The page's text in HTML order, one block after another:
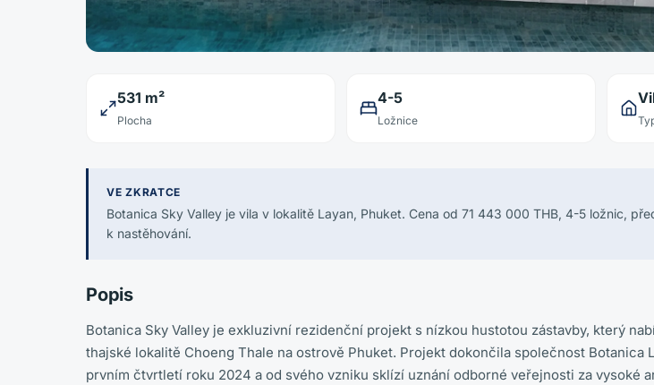
531 m²
Plocha
4-5
Ložnice
VE ZKRATCE
Botanica Sky Valley je vila v lokalitě Layan, Phuket. Cena od 71 443 000 THB, 4-5 ložnic,
k nastěhování.
Popis
Botanica Sky Valley je exkluzivní rezidenční projekt s nízkou hustotou zástavby, který
thajské lokalitě Choeng Thale na ostrově Phuket. Projekt dokončila společnost Botanica
prvním čtvrtletí roku 2024 a od svého vzniku sklízí uznání odborné veřejnosti za vysoké